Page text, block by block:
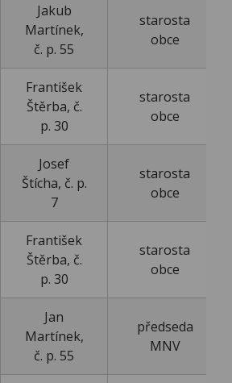
Jakub
Martínek,
č. p. 55
starosta
obce
František
Štěrba, č.
p. 30
starosta
obce
Josef
Štícha, č. p.
7
starosta
obce
František
Štěrba, č.
p. 30
starosta
obce
Jan
Martínek,
č. p. 55
předseda
MNV